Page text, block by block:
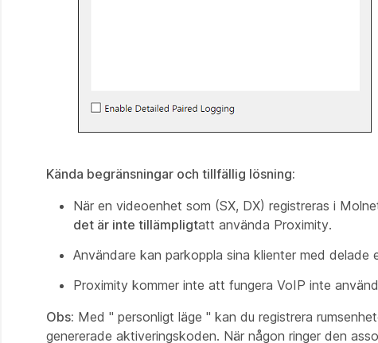
Kända begränsningar och tillfällig lösning:
När en videoenhet som (SX, DX) registreras i
det är inte tillämpligtatt använda Proximity.
Användare kan parkoppla sina klienter med
Proximity kommer inte att fungera VoIP inte
Obs: Med " personligt läge " kan du registrera
genererade aktiveringskoden. När någon ringer den